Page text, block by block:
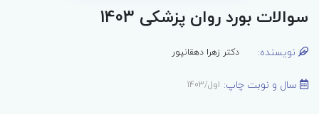
سوالات بورد روان پزشکی 1403
نویسنده: دکتر زهرا دهقانپور
سال و نوبت چاپ: اول/1403